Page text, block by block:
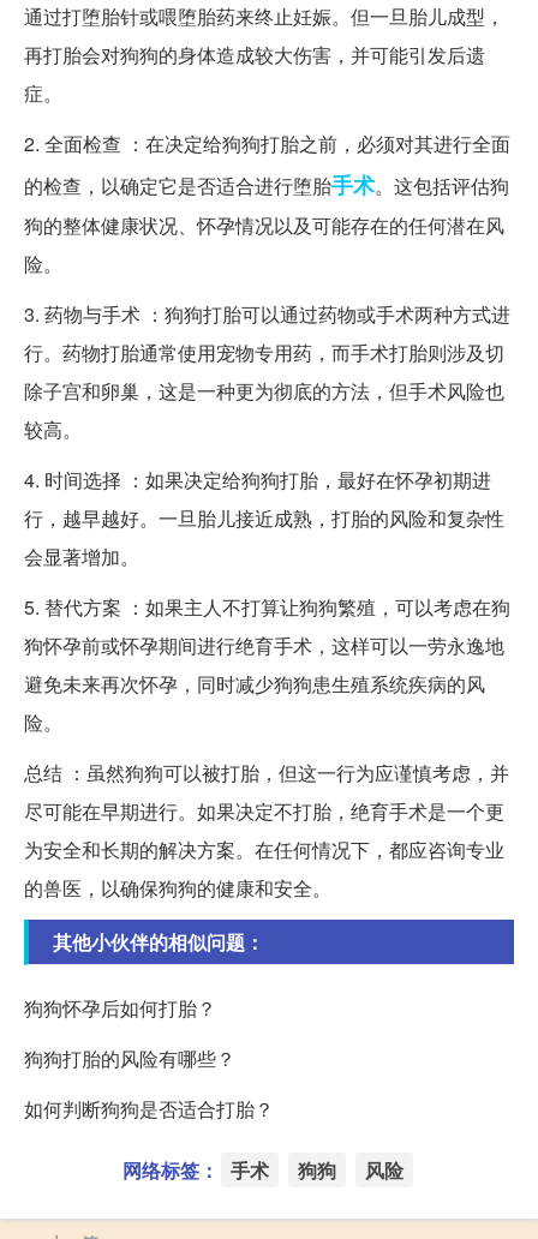
通过打堕胎针或喂堕胎药来终止妊娠。但一旦胎儿成型，
再打胎会对狗狗的身体造成较大伤害，并可能引发后遗
症。
2. 全面检查 ：在决定给狗狗打胎之前，必须对其进行全面
的检查，以确定它是否适合进行堕胎手术。这包括评估狗
狗的整体健康状况、怀孕情况以及可能存在的任何潜在风
险。
3. 药物与手术 ：狗狗打胎可以通过药物或手术两种方式进
行。药物打胎通常使用宠物专用药，而手术打胎则涉及切
除子宫和卵巢，这是一种更为彻底的方法，但手术风险也
较高。
4. 时间选择 ：如果决定给狗狗打胎，最好在怀孕初期进
行，越早越好。一旦胎儿接近成熟，打胎的风险和复杂性
会显著增加。
5. 替代方案 ：如果主人不打算让狗狗繁殖，可以考虑在狗
狗怀孕前或怀孕期间进行绝育手术，这样可以一劳永逸地
避免未来再次怀孕，同时减少狗狗患生殖系统疾病的风
险。
总结 ：虽然狗狗可以被打胎，但这一行为应谨慎考虑，并
尽可能在早期进行。如果决定不打胎，绝育手术是一个更
为安全和长期的解决方案。在任何情况下，都应咨询专业
的兽医，以确保狗狗的健康和安全。
其他小伙伴的相似问题：
狗狗怀孕后如何打胎？
狗狗打胎的风险有哪些？
如何判断狗狗是否适合打胎？
网络标签： 手术 狗狗 风险